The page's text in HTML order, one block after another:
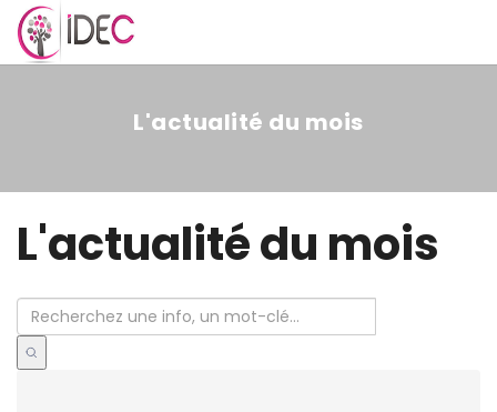
MENU
L'actualité du mois
L'actualité du mois